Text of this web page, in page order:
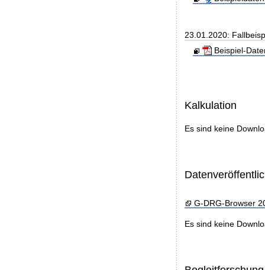
23.01.2020:
Beispiel-
Kalkulation
Es sind keine
G-DRG-Browser
Es sind keine